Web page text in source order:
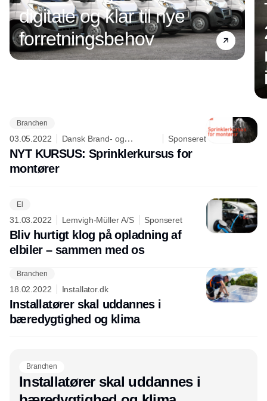
digitale og klar til nye
forretningsbehov
Branchen
03.05.2022
Dansk Brand- og
sikringsteknisk Institut
Sponseret
NYT KURSUS: Sprinklerkursus for
montører
El
31.03.2022 Lemvigh-Müller A/S Sponseret
Bliv hurtigt klog på opladning af
elbiler – sammen med os
Branchen
18.02.2022 Installator.dk
Installatører skal uddannes i
bæredygtighed og klima
Branchen
Installatører skal uddannes i